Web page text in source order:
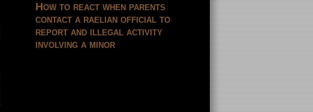
How to react when parents
contact a raelian official to
report and illegal activity
involving a minor